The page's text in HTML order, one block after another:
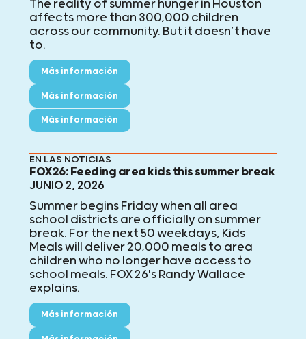
The reality of summer hunger in Houston
affects more than 300,000 children
across our community. But it doesn’t have
to.
Más información
Más información
Más información
EN LAS NOTICIAS
FOX26: Feeding area kids this summer break
JUNIO 2, 2026
Summer begins Friday when all area
school districts are officially on summer
break. For the next 50 weekdays, Kids
Meals will deliver 20,000 meals to area
children who no longer have access to
school meals. FOX 26's Randy Wallace
explains.
Más información